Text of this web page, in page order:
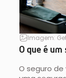
Imagem:
O que é
O seguro